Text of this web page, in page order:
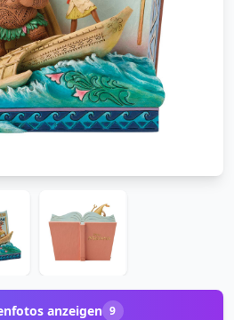
anzeigen 9